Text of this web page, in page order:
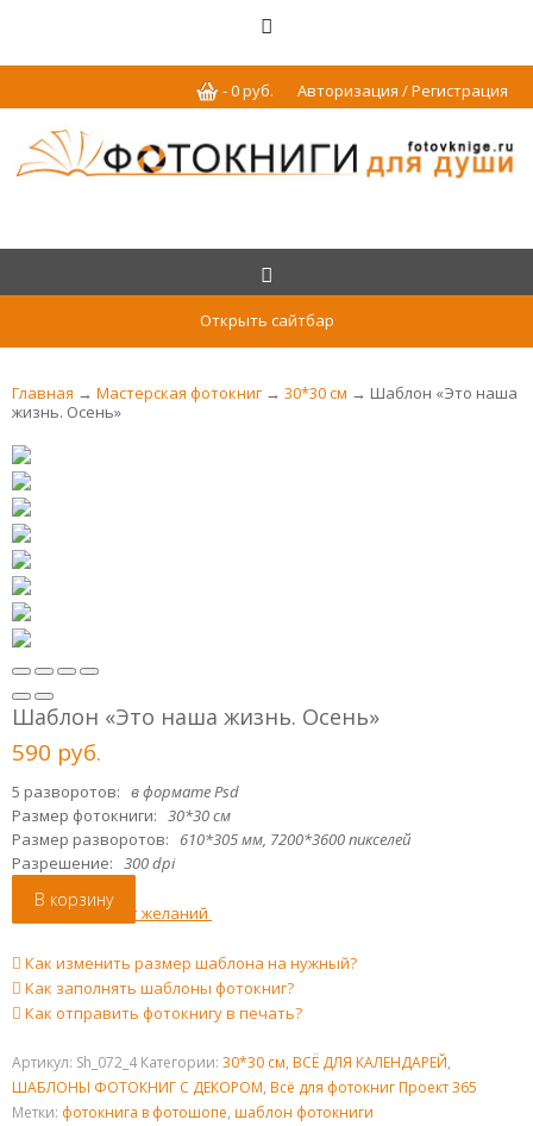
Авторизация / Регистрация
-0руб.
Открыть сайтбар
Главная → Мастерская фотокниг → 30*30 см → Шаблон «Это наша
жизнь. Осень»
Шаблон «Это наша жизнь. Осень»
590 руб.
5 разворотов: в формате Psd
Размер фотокниги: 30*30 см
Размер разворотов:
610*305 мм, 7200*3600 пикселей
Разрешение: 300 dpi
В корзину
Добавить в лист желаний
Как изменить размер шаблона на нужный?
Как заполнять шаблоны фотокниг?
Как отправить фотокнигу в печать?
Артикул: Sh_072_4 Категории: 30*30 см, ВСЁ ДЛЯ КАЛЕНДАРЕЙ,
ШАБЛОНЫ ФОТОКНИГ С ДЕКОРОМ, Всё для фотокниг Проект 365
Метки: фотокнига в фотошопе, шаблон фотокниги